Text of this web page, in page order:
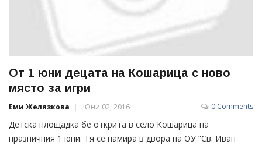
От 1 юни децата на Кошарица с ново
място за игри
Еми Желязкова Юни 02, 2016 0 Comments
Детска площадка бе открита в село Кошарица на
празничния 1 юни. Тя се намира в двора на ОУ ”Св. Иван